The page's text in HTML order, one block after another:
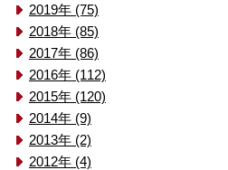
2019年 (75)
2018年 (85)
2017年 (86)
2016年 (112)
2015年 (120)
2014年 (9)
2013年 (2)
2012年 (4)